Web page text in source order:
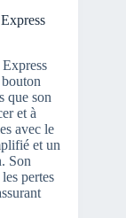
que son
et à
avec le
et un
Son
pertes